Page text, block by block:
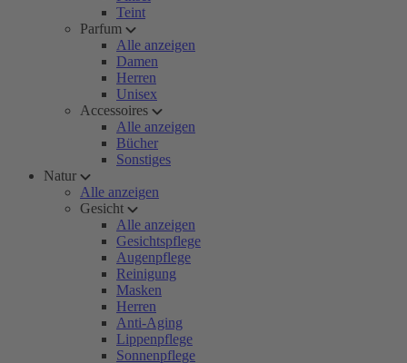
Teint
Parfum
Alle anzeigen
Damen
Herren
Unisex
Accessoires
Alle anzeigen
Bücher
Sonstiges
Natur
Alle anzeigen
Gesicht
Alle anzeigen
Gesichtspflege
Augenpflege
Reinigung
Masken
Herren
Anti-Aging
Lippenpflege
Sonnenpflege